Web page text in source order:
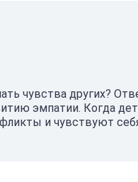
чувства других?
эмпатии. Когда
и чувствуют